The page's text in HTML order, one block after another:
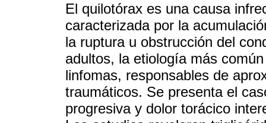
El quilotórax es una causa
caracterizada por la
la ruptura u obstrucción del
adultos, la etiología más
linfomas, responsables de
traumáticos. Se presenta el
progresiva y dolor torácico